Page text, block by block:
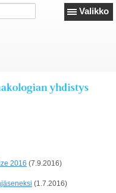
Valikko
2016 (7.9.2016)
(1.7.2016)